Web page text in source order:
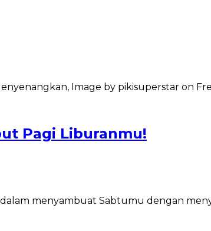
Pagi Liburanmu!
menyambuat Sabtumu dengan